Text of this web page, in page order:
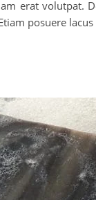
erat volutpat.
posuere